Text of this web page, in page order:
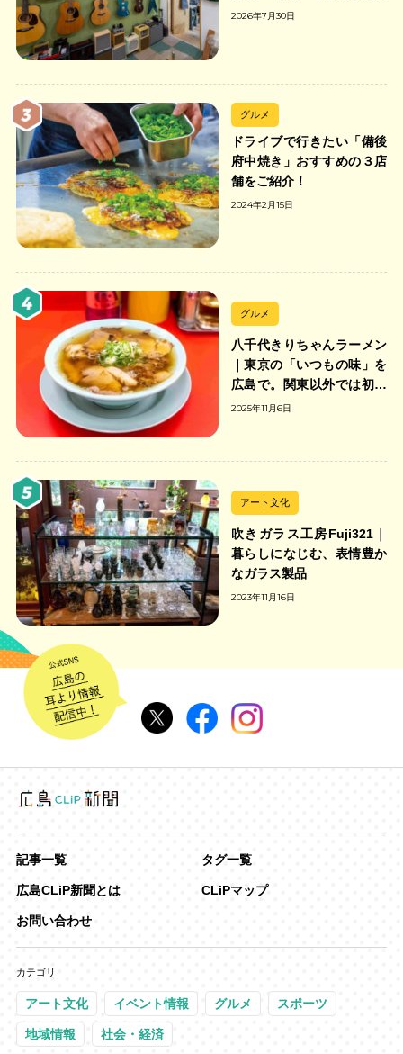
寺」
2026年7月30日
グルメ
ドライブで行きたい「備後
府中焼き」おすすめの３店
舗をご紹介！
2024年2月15日
グルメ
八千代きりちゃんラーメン
｜東京の「いつもの味」を
広島で。関東以外では初の
「ちゃんのれん組合」加盟
2025年11月6日
アート文化
吹きガラス工房Fuji321｜
暮らしになじむ、表情豊か
なガラス製品
2023年11月16日
記事一覧 タグ一覧
広島CLiP新聞とは CLiPマップ
お問い合わせ
カテゴリ
アート文化 イベント情報 グルメ スポーツ
地域情報 社会・経済